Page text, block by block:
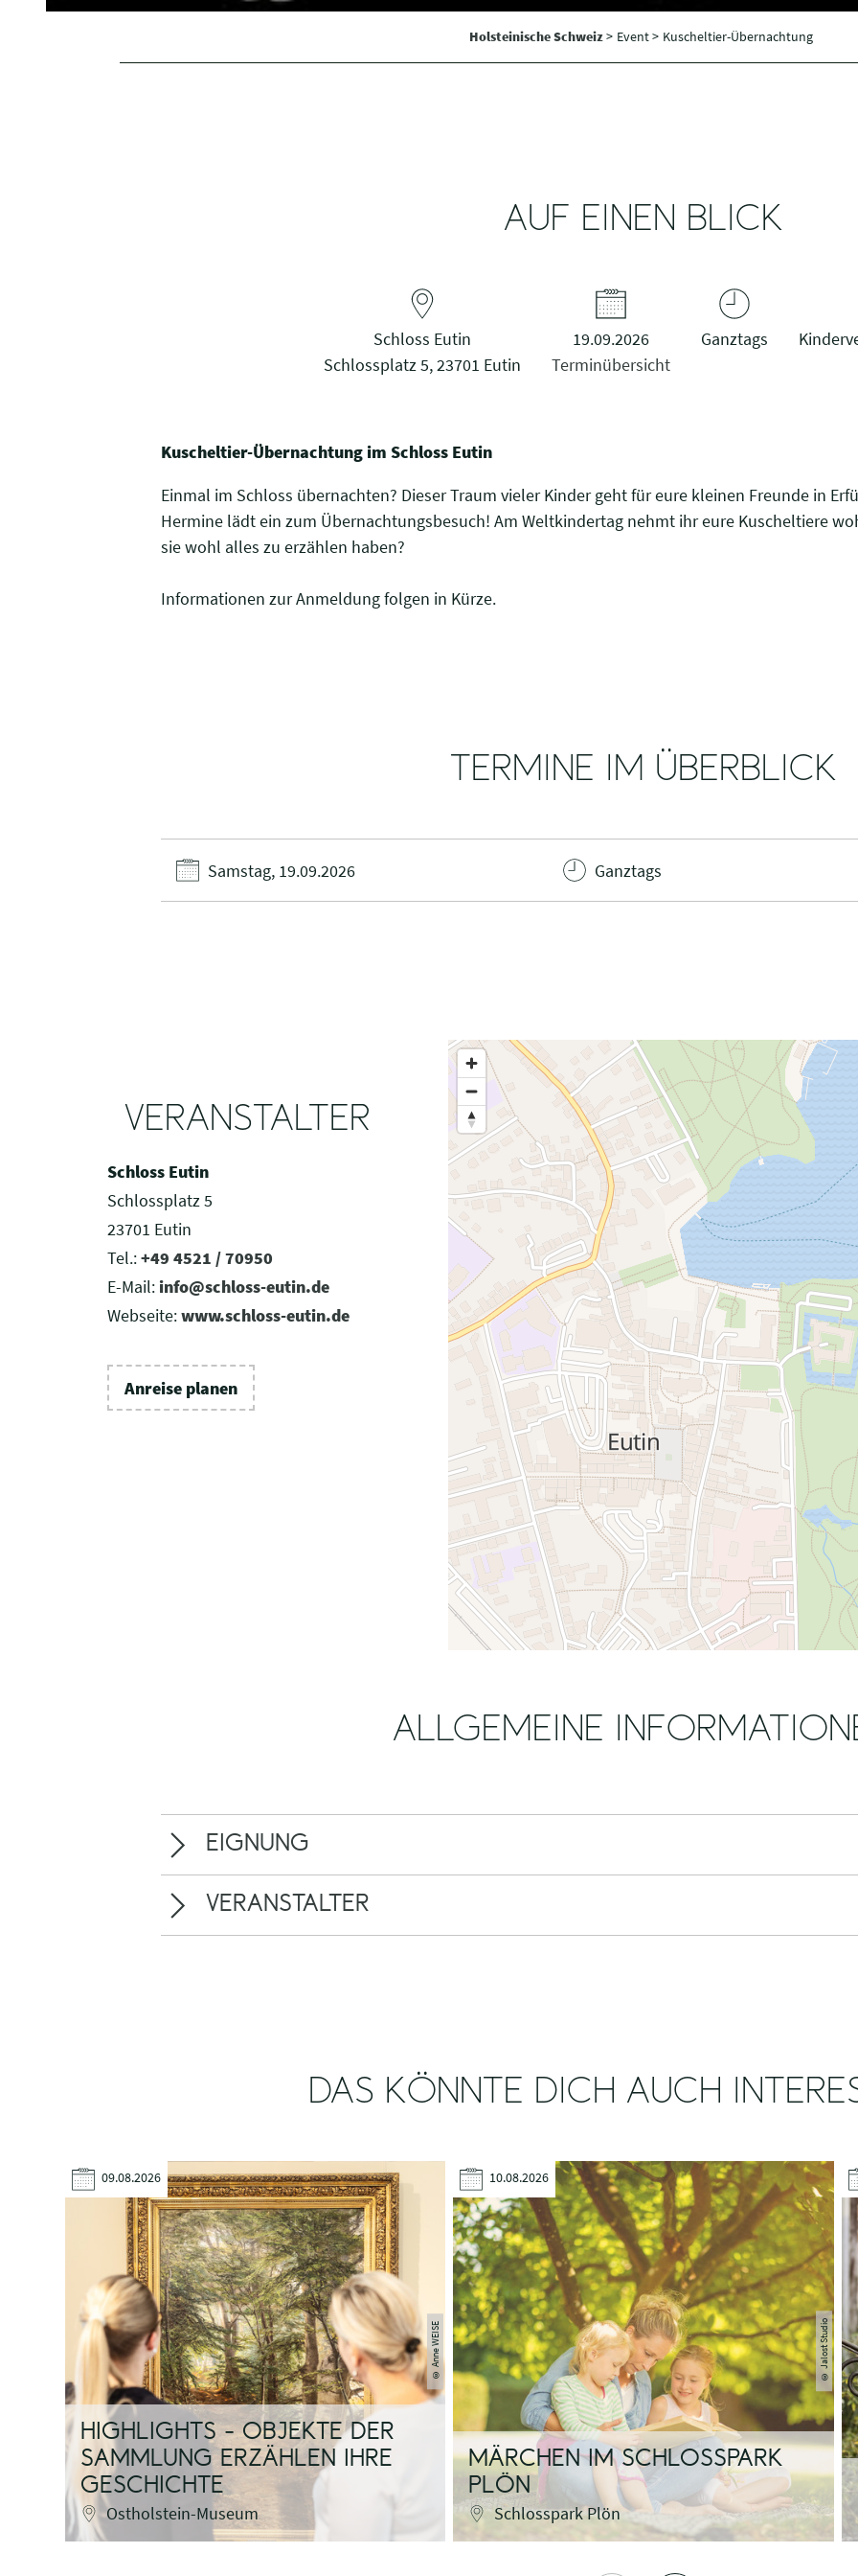
Holsteinische Schweiz> Event > Kuscheltier-Übernachtung
AUF EINEN BLICK
Schloss Eutin
Schlossplatz 5, 23701 Eutin
19.09.2026
Terminübersicht
Ganztags
Kuscheltier-Übernachtung im Schloss Eutin
Einmal im Schloss übernachten? Dieser Traum vieler Kinder geht für eure kleinen Freunde in
Hermine lädt ein zum Übernachtungsbesuch! Am Weltkindertag nehmt ihr eure Kuscheltiere
sie wohl alles zu erzählen haben?
Informationen zur Anmeldung folgen in Kürze.
TERMINE IM ÜBERBLICK
Samstag, 19.09.2026 Ganztags
VERANSTALTER
Schloss Eutin
Schlossplatz 5
23701 Eutin
Tel.:+49 4521 / 70950
E-Mail: info@schloss-eutin.de
Webseite:www.schloss-eutin.de
Anreise planen
ALLGEMEINE
EIGNUNG
VERANSTALTER
DAS KÖNNTE DICH AUCH
09.08.2026
HIGHLIGHTS - OBJEKTE DER
SAMMLUNG ERZÄHLEN IHRE
GESCHICHTE
Ostholstein-Museum
© Anne WEISE
10.08.2026
MÄRCHEN IM SCHLOSSPARK
PLÖN
Schlosspark Plön
©
Jalost Studio